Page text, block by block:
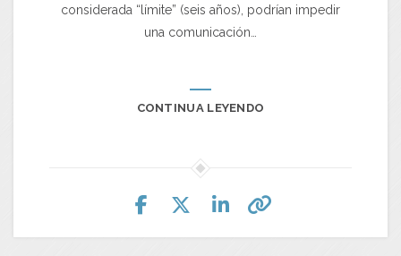
considerada “límite” (seis años), podrían impedir
una comunicación…
CONTINUA LEYENDO